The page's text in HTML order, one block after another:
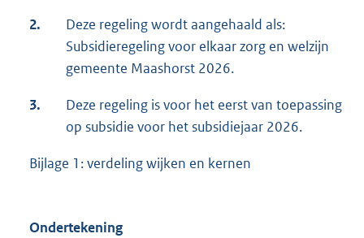
2.
Deze regeling wordt aangehaald als:
Subsidieregeling voor elkaar zorg en welzijn
gemeente Maashorst 2026.
3.
Deze regeling is voor het eerst van toepassing
op subsidie voor het subsidiejaar 2026.
Bijlage 1: verdeling wijken en kernen
Ondertekening